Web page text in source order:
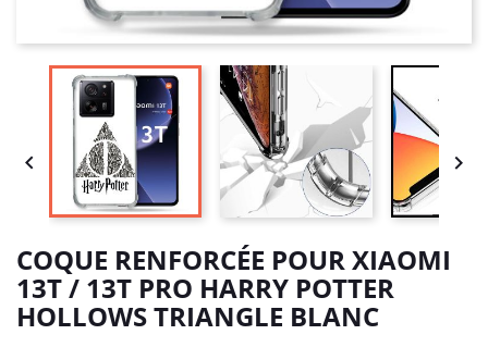
 
COQUE RENFORCÉE POUR XIAOMI
13T / 13T PRO HARRY POTTER
HOLLOWS TRIANGLE BLANC